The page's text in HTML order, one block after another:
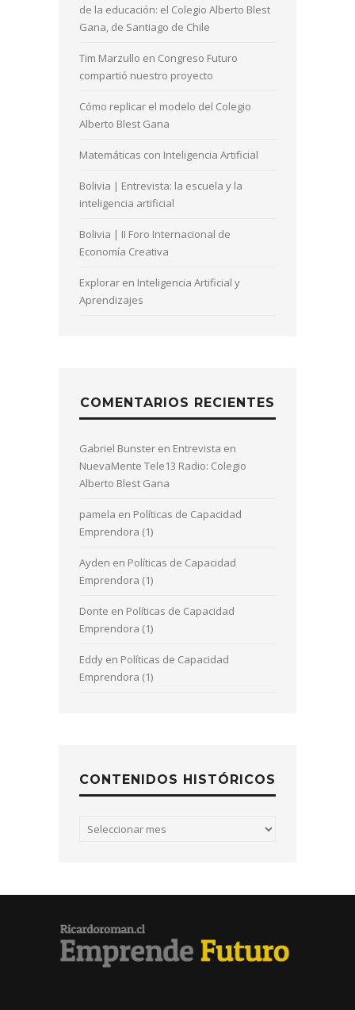
de la educación: el Colegio Alberto Blest
Gana, de Santiago de Chile
Tim Marzullo en Congreso Futuro
compartió nuestro proyecto
Cómo replicar el modelo del Colegio
Alberto Blest Gana
Matemáticas con Inteligencia Artificial
Bolivia | Entrevista: la escuela y la
inteligencia artificial
Bolivia | II Foro Internacional de
Economía Creativa
Explorar en Inteligencia Artificial y
Aprendizajes
COMENTARIOS RECIENTES
Gabriel Bunster en Entrevista en
NuevaMente Tele13 Radio: Colegio
Alberto Blest Gana
pamela en Políticas de Capacidad
Emprendora (1)
Ayden en Políticas de Capacidad
Emprendora (1)
Donte en Políticas de Capacidad
Emprendora (1)
Eddy en Políticas de Capacidad
Emprendora (1)
CONTENIDOS HISTÓRICOS
Contenidos